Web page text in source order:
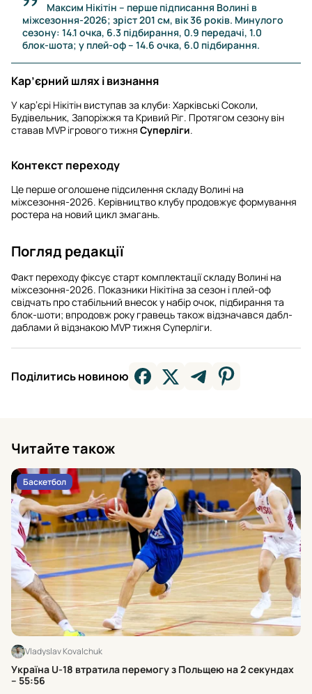
Максим Нікітін – перше підписання Волині в
міжсезоння-2026; зріст 201 см, вік 36 років. Минулого
сезону: 14.1 очка, 6.3 підбирання, 0.9 передачі, 1.0
блок-шота; у плей-оф – 14.6 очка, 6.0 підбирання.
Кар’єрний шлях і визнання
У кар’єрі Нікітін виступав за клуби: Харківські Соколи,
Будівельник, Запоріжжя та Кривий Ріг. Протягом сезону він
ставав MVP ігрового тижня Суперліги.
Контекст переходу
Це перше оголошене підсилення складу Волині на
міжсезоння-2026. Керівництво клубу продовжує формування
ростера на новий цикл змагань.
Погляд редакції
Факт переходу фіксує старт комплектації складу Волині на
міжсезоння-2026. Показники Нікітіна за сезон і плей-оф
свідчать про стабільний внесок у набір очок, підбирання та
блок-шоти; впродовж року гравець також відзначався дабл-
даблами й відзнакою MVP тижня Суперліги.
Поділитись новиною
Читайте також
Баскетбол
Vladyslav Kovalchuk
Україна U-18 втратила перемогу з Польщею на 2 секундах
– 55:56